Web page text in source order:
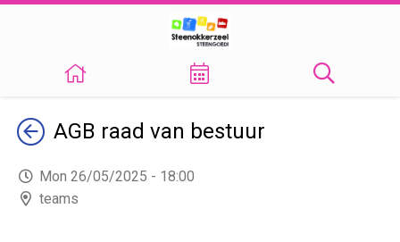
TerugAGB raad van bestuur
Mon 26/05/2025 - 18:00
teams